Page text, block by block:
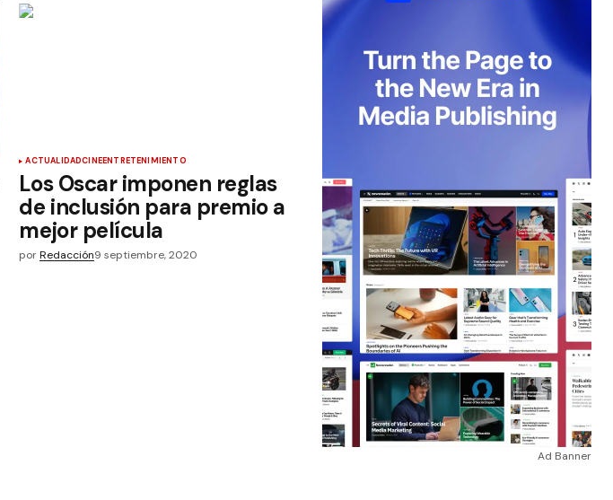
ACTUALIDADCINEENTRETENIMIENTO
Los Oscar imponen reglas
de inclusión para premio a
mejor película
por Redacción9 septiembre, 2020
Ad Banner